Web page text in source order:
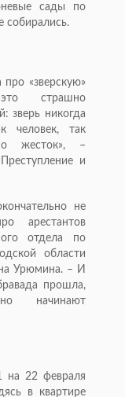
сады по
собирались.
«зверскую»
страшно
зверь никогда
человек, так
жесток», –
и
не
арестантов
отдела по
области
Урюмина. – И
прошла,
начинают
на 22 февраля
в квартире